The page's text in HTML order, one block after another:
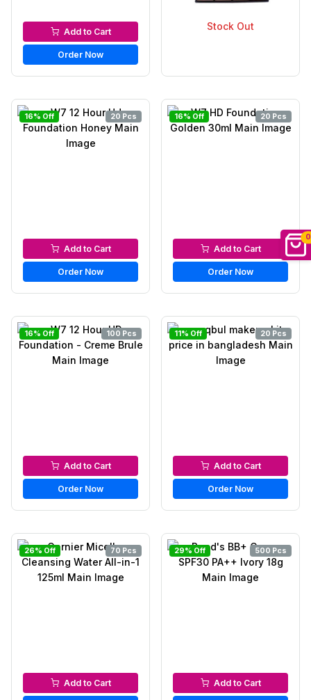
0
Micellar Water
Add to Cart
Order Now
Makeup-Box
Stock Out
16% Off 20 Pcs
Foundation
Add to Cart
Order Now
16% Off 20 Pcs
Foundation
Add to Cart
Order Now
16% Off 100 Pcs
Foundation
Add to Cart
Order Now
11% Off 20 Pcs
Makeup-Box
Add to Cart
Order Now
26% Off 70 Pcs
Micellar Water
Add to Cart
29% Off 500 Pcs
BB & CC Cream
Add to Cart